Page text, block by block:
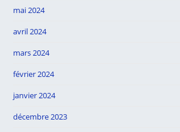
mai 2024
avril 2024
mars 2024
février 2024
janvier 2024
décembre 2023